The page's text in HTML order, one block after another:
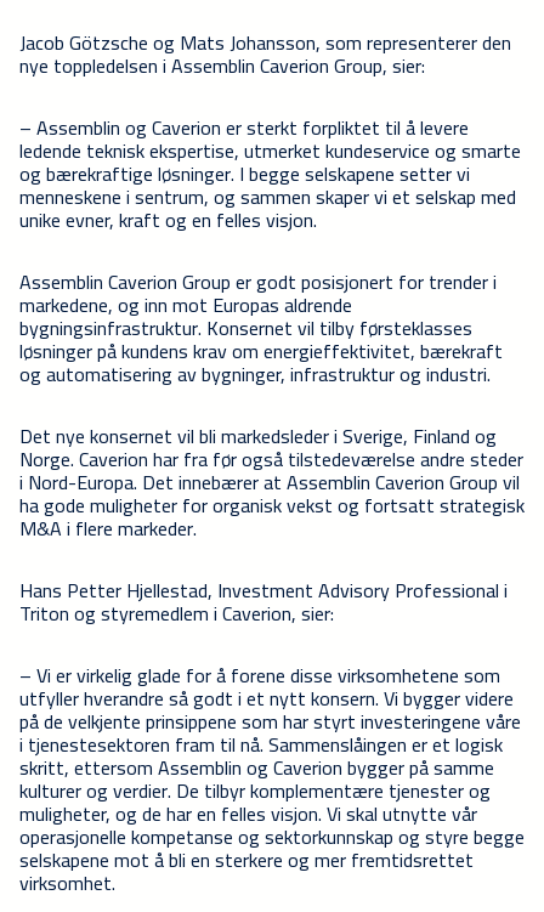
Jacob Götzsche og Mats Johansson, som representerer den
nye toppledelsen i Assemblin Caverion Group, sier:
– Assemblin og Caverion er sterkt forpliktet til å levere
ledende teknisk ekspertise, utmerket kundeservice og smarte
og bærekraftige løsninger. I begge selskapene setter vi
menneskene i sentrum, og sammen skaper vi et selskap med
unike evner, kraft og en felles visjon.
Assemblin Caverion Group er godt posisjonert for trender i
markedene, og inn mot Europas aldrende
bygningsinfrastruktur. Konsernet vil tilby førsteklasses
løsninger på kundens krav om energieffektivitet, bærekraft
og automatisering av bygninger, infrastruktur og industri.
Det nye konsernet vil bli markedsleder i Sverige, Finland og
Norge. Caverion har fra før også tilstedeværelse andre steder
i Nord-Europa. Det innebærer at Assemblin Caverion Group vil
ha gode muligheter for organisk vekst og fortsatt strategisk
M&A i flere markeder.
Hans Petter Hjellestad, Investment Advisory Professional i
Triton og styremedlem i Caverion, sier:
– Vi er virkelig glade for å forene disse virksomhetene som
utfyller hverandre så godt i et nytt konsern. Vi bygger videre
på de velkjente prinsippene som har styrt investeringene våre
i tjenestesektoren fram til nå. Sammenslåingen er et logisk
skritt, ettersom Assemblin og Caverion bygger på samme
kulturer og verdier. De tilbyr komplementære tjenester og
muligheter, og de har en felles visjon. Vi skal utnytte vår
operasjonelle kompetanse og sektorkunnskap og styre begge
selskapene mot å bli en sterkere og mer fremtidsrettet
virksomhet.